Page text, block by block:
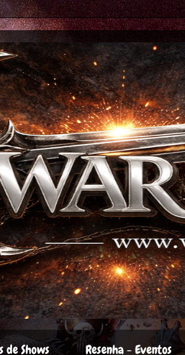
de Shows Resenha - Eventos